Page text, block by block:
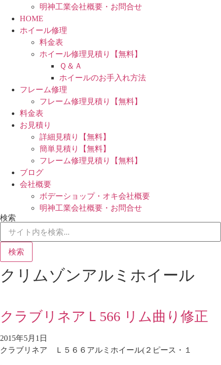
明神工業会社概要・お問合せ
HOME
ホイール修理
料金表
ホイール修理見積り【無料】
Ｑ＆Ａ
ホイールのお手入れ方法
フレーム修理
フレーム修理見積り【無料】
料金表
お見積り
詳細見積り【無料】
簡単見積り【無料】
フレーム修理見積り【無料】
ブログ
会社概要
ボデーショップ・オキ会社概要
明神工業会社概要・お問合せ
検索
検索
クリムゾンアルミホイール
クラブリネアＬ566 リム曲り修正
2015年5月1日
クラブリネア Ｌ５６６アルミホイール(２ピース・１